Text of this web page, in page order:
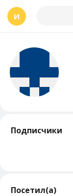
И
Подписчики
Посетил(а)